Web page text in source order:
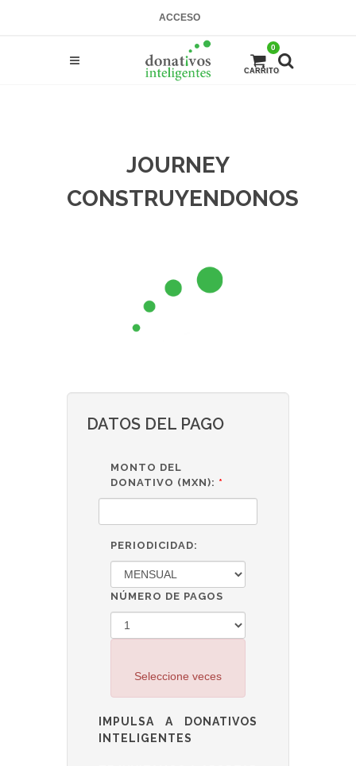
ACCESO
0
CARRITO
JOURNEY
CONSTRUYENDONOS
DATOS DEL PAGO
MONTO DEL
DONATIVO (MXN): *
PERIODICIDAD:
NÚMERO DE PAGOS
Seleccione veces
IMPULSA A DONATIVOS
INTELIGENTES